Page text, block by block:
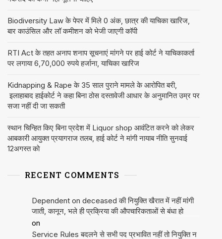
Biodiversity Law के पेपर में मिले 0 अंक, छात्र की याचिका खारिज,
बार काउंसिल और लॉ कमीशन को भेजी जाएगी कॉपी
RTI Act के तहत अनाप शनाप सूचनाएं मांगने पर हाई कोर्ट ने याचिकाकर्ता
पर लगाया 6,70,000 रुपये हर्जाना, याचिका खारिज
Kidnapping & Rape के 35 साल पुराने मामले के आरोपित बरी,
इलाहाबाद हाईकोर्ट ने कहा बिना ठोस दस्तावेजी आधार के अनुमानित उम्र पर
सजा नहीं दी जा सकती
स्थान चिन्हित किए बिना प्रदेश में Liquor shop आवंटित करने को लेकर
आबकारी आयुक्त प्रयागराज तलब, हाई कोर्ट ने मांगी नायाब नीति सुनवाई
12अगस्त को
RECENT COMMENTS
Dependent on deceased की नियुक्ति खैरात में नहीं मांगी
जाती, कानून, भले ही प्रक्रिया की औपचारिकताओं से बंधा हो
on
Service Rules बदलने से सभी पद प्रभावित नहीं तो नियुक्ति न